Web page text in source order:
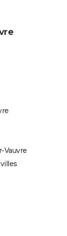
Vauvre